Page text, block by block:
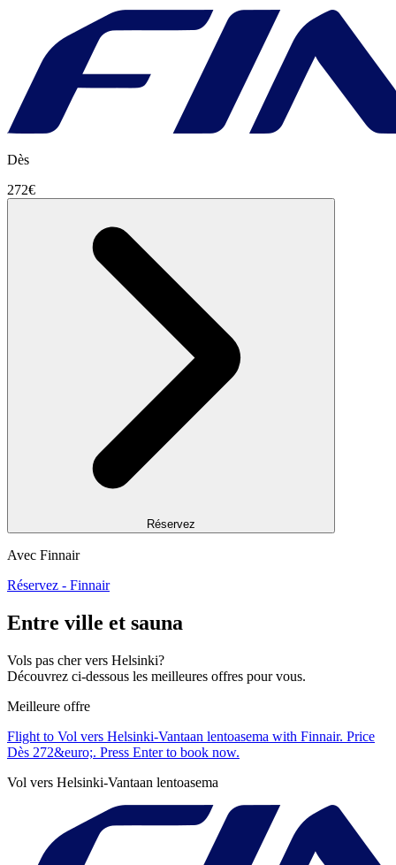
Dès
272€
Réservez
Avec Finnair
Réservez - Finnair
Entre ville et sauna
Vols pas cher vers Helsinki?
Découvrez ci-dessous les meilleures offres pour vous.
Meilleure offre
Flight to Vol vers Helsinki-Vantaan lentoasema with Finnair. Price
Dès 272&euro;. Press Enter to book now.
Vol vers Helsinki-Vantaan lentoasema